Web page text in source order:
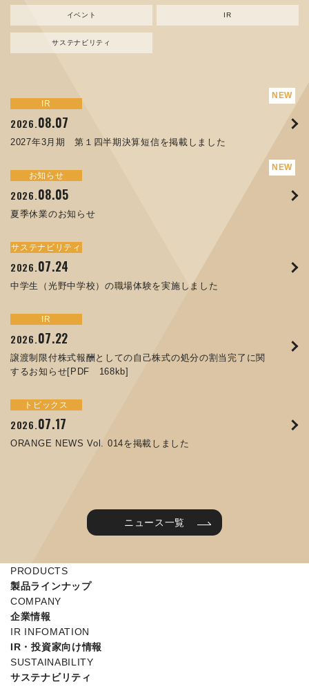
イベント IR
サステナビリティ
IR
2026.08.07
2027年3月期 第１四半期決算短信を掲載しました
お知らせ
2026.08.05
夏季休業のお知らせ
サステナビリティ
2026.07.24
中学生（光野中学校）の職場体験を実施しました
IR
2026.07.22
譲渡制限付株式報酬としての自己株式の処分の割当完了に関
するお知らせ[PDF 168kb]
トピックス
2026.07.17
ORANGE NEWS Vol. 014を掲載しました
新規事業
2024.04.10
資源ごみAI 自動選別機 販売開始のお知らせ
お知らせ
2026.08.05
夏季休業のお知らせ
お知らせ
2025.11.17
コラムを更新しました：MECT2025(メカトロテックジャパ
お知らせ
2025. 09.02
お知らせ
2025.05.29
コラムを更新しました：MEX金沢2025(第61回機械工業見本
お知らせ
2025.05.15
トピックス
2026.07.17
ORANGE NEWS Vol. 014を掲載しました
トピックス
2026.04.17
ORANGE NEWS Vol. 013を掲載しました
トピックス
2025.10.01
高松流技Vol.25を掲載しました
トピックス
2025.09.10
ORANGE NEWS Vol. 011を掲載しました
2025.07.31
ORANGE NEWS Vol. 010を掲載しました
イベント
2026.04.03
MEX金沢2026 出展のご案内 ※終了しました
イベント
2025.08.29
MECT 2025 出展のご案内 ※終了しました
イベント
2025.04.16
MEX金沢2025 出展のご案内 ※終了しました
イベント
2024.09.26
JIMTOF2024 出展のご案内 ※終了しました
2024.05.13
MEX金沢2024 学生向け会社説明コーナー予約のご案内 ※
終了しました
IR
2026.08.07
2027年3月期 第１四半期決算短信を掲載しました
IR
2026.07.22
譲渡制限付株式報酬としての自己株式の処分の割当完了に関
IR
2026. 07.07
IR
2026.07.01
コーポレートガバナンス報告書を更新しました
IR
2026.06.26
第65回定時株主総会のご報告を掲載しました
サステナビリティ
2026.07.24
中学生（光野中学校）の職場体験を実施しました
サステナビリティ
2026.06.12
人材戦略を策定しました
サステナビリティ
2026.03.26
「健康経営優良法人２０２６（大規模法人部門）」に認定さ
サステナビリティ
2025.12.09
令和７年度石川県ワークライフバランス企業知事表彰「優良
サステナビリティ
2025.12.04
ニュース一覧
PRODUCTS
製品ラインナップ
COMPANY
企業情報
IR INFOMATION
IR・投資家向け情報
SUSTAINABILITY
サステナビリティ